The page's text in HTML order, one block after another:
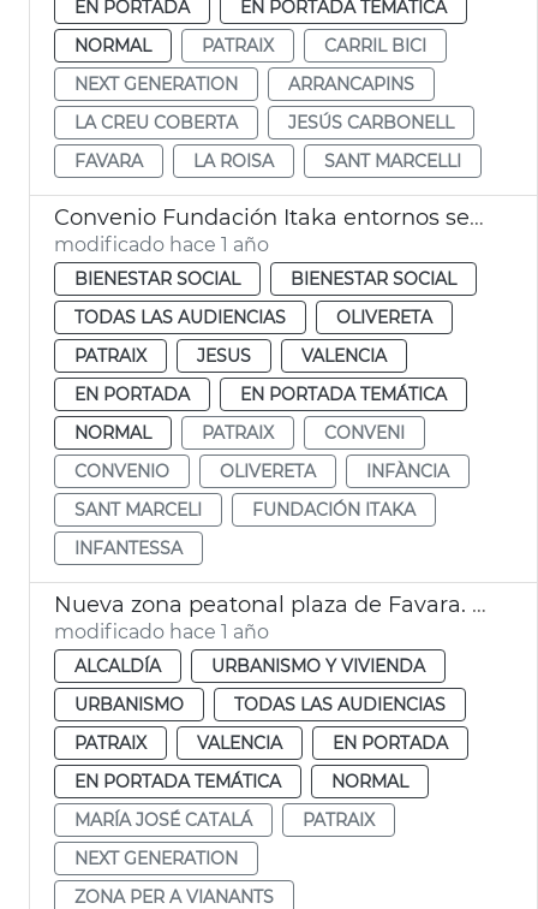
EN PORTADA
EN PORTADA TEMÁTICA
NORMAL
PATRAIX
CARRIL BICI
NEXT GENERATION
ARRANCAPINS
LA CREU COBERTA
JESÚS CARBONELL
FAVARA
LA ROISA SANT MARCELLI
Convenio Fundación Itaka entornos seguros infancia
modificado hace 1 año
BIENESTAR SOCIAL
BIENESTAR SOCIAL
TODAS LAS AUDIENCIAS
OLIVERETA
PATRAIX
JESUS
VALENCIA
EN PORTADA
EN PORTADA TEMÁTICA
NORMAL
PATRAIX
CONVENI
CONVENIO
OLIVERETA
INFÀNCIA
SANT MARCELI
FUNDACIÓN ITAKA
INFANTESSA
Nueva zona peatonal plaza de Favara. València
modificado hace 1 año
ALCALDÍA
URBANISMO Y VIVIENDA
URBANISMO
TODAS LAS AUDIENCIAS
PATRAIX
VALENCIA
EN PORTADA
EN PORTADA TEMÁTICA
NORMAL
MARÍA JOSÉ CATALÁ
PATRAIX
NEXT GENERATION
ZONA PER A VIANANTS